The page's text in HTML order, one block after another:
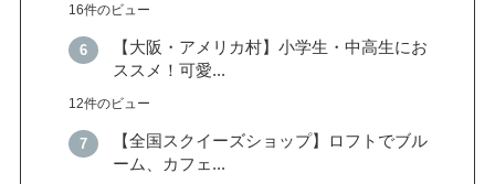
16件のビュー
【大阪・アメリカ村】小学生・中高生にお
ススメ！可愛...
12件のビュー
【全国スクイーズショップ】ロフトでブル
ーム、カフェ...